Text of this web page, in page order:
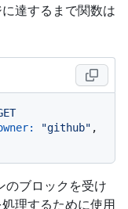
達するまで関数は
"github"
のブロックを受け
理するために使用